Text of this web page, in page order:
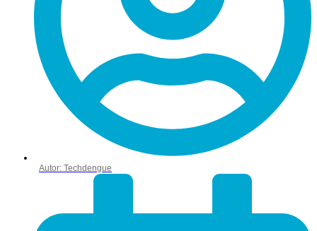
Autor: Techdengue